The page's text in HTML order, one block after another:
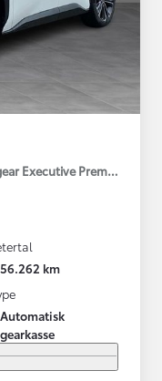
Executive Premium
56.262 km
Automatisk
gearkasse